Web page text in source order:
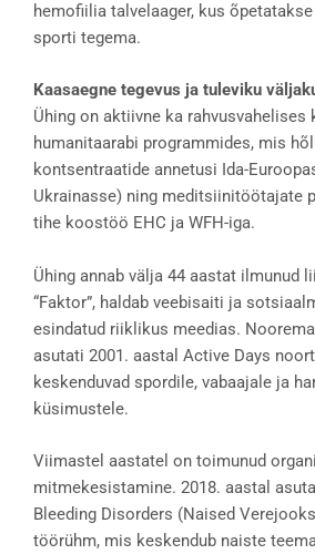
hemofiilia talvelaager, kus
sporti tegema.
Kaasaegne tegevus ja tuleviku
Ühing on aktiivne ka
humanitaarabi programmides, mis
kontsentraatide annetusi Ida-
Ukrainasse) ning meditsiinitöötajate
tihe koostöö EHC ja WFH-iga.
Ühing annab välja 44 aastat ilmunud
“Faktor”, haldab veebisaiti ja
esindatud riiklikus meedias.
asutati 2001. aastal Active Days
keskenduvad spordile, vabaajale ja
küsimustele.
Viimastel aastatel on toimunud
mitmekesistamine. 2018. aastal
Bleeding Disorders (Naised
töörühm, mis keskendub naiste